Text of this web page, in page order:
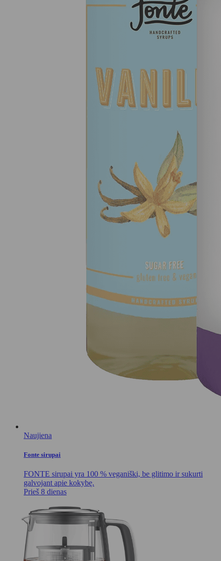
Naujiena
Fonte sirupai
FONTE sirupai yra 100 % veganiški, be glitimo ir sukurti
galvojant apie kokybę.
Prieš 8 dienas